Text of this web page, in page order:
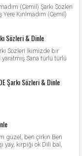
(Cemil) Şarkı Sözleri
Kırılmadım (Cemil)
Sözleri & Dinle
Sözleri İkimizde bir
Sana türlü türlü
Şarkı Sözleri & Dinle
güzel, ben çirkin Ben
yay, kirpiği ok Dili bal,